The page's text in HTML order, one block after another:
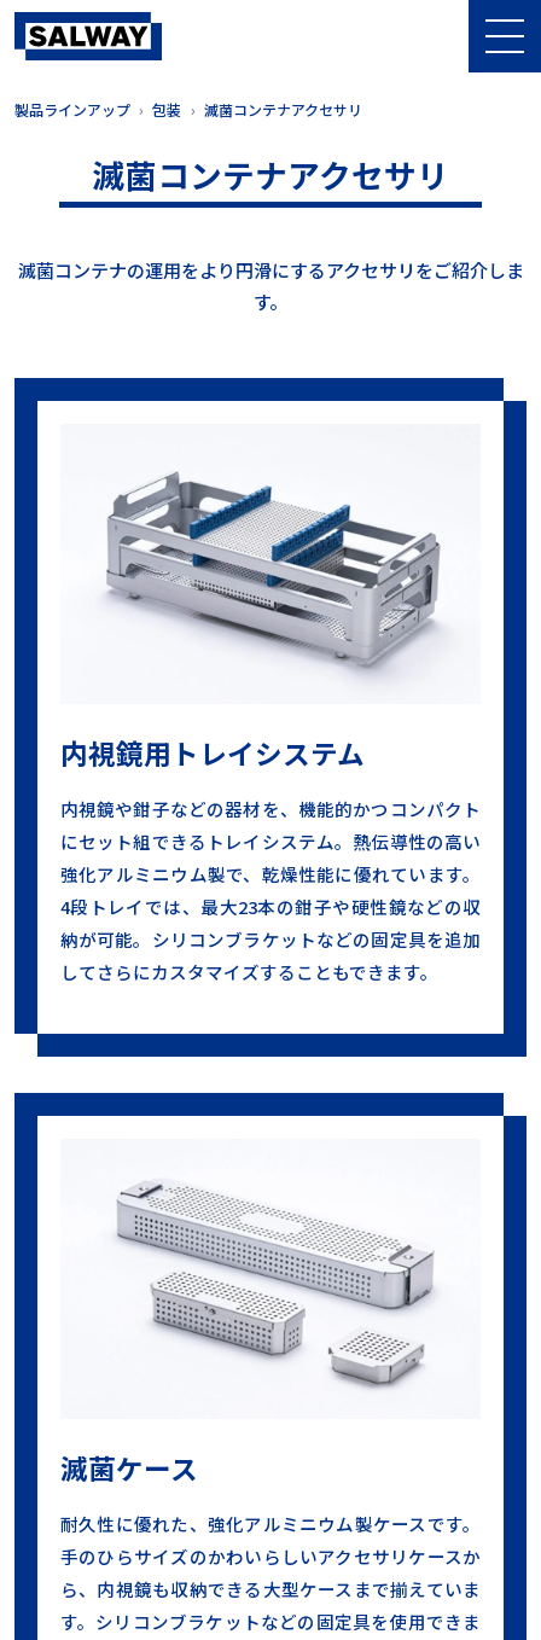
製品ラインアップ 包装 滅菌コンテナアクセサリ
滅菌コンテナアクセサリ
滅菌コンテナの運用をより円滑にするアクセサリをご紹介しま
す。
内視鏡用トレイシステム
内視鏡や鉗子などの器材を、機能的かつコンパクト
にセット組できるトレイシステム。熱伝導性の高い
強化アルミニウム製で、乾燥性能に優れています。
4段トレイでは、最大23本の鉗子や硬性鏡などの収
納が可能。シリコンブラケットなどの固定具を追加
してさらにカスタマイズすることもできます。
滅菌ケース
耐久性に優れた、強化アルミニウム製ケースです。
手のひらサイズのかわいらしいアクセサリケースか
ら、内視鏡も収納できる大型ケースまで揃えていま
す。シリコンブラケットなどの固定具を使用できま